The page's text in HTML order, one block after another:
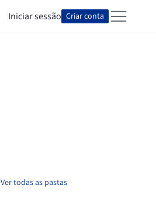
Iniciar sessão Criar conta
Ver todas as pastas